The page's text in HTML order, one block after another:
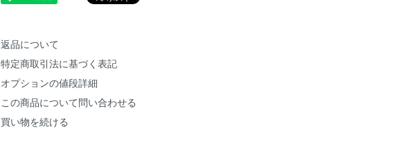
返品について
特定商取引法に基づく表記
オプションの値段詳細
この商品について問い合わせる
買い物を続ける